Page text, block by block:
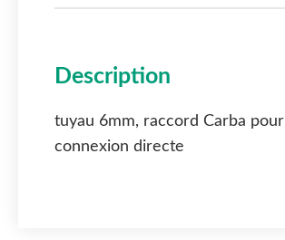
Description
tuyau 6mm, raccord Carba pour
connexion directe